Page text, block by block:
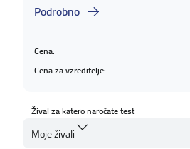
Podrobno
Cena:
Cena za vzreditelje:
Žival za katero naročate test
Moje živali